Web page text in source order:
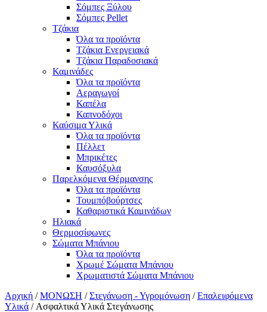
Σόμπες Ξύλου
Σόμπες Pellet
Τζάκια
Όλα τα προϊόντα
Τζάκια Ενεργειακά
Τζάκια Παραδοσιακά
Καμινάδες
Όλα τα προϊόντα
Αεραγωγοί
Καπέλα
Καπνοδόχοι
Καύσιμα Υλικά
Όλα τα προϊόντα
Πέλλετ
Μπρικέτες
Καυσόξυλα
Παρελκόμενα Θέρμανσης
Όλα τα προϊόντα
Τουμπόβούρτσες
Καθαριστικά Καμινάδων
Ηλιακά
Θερμοσίφωνες
Σώματα Μπάνιου
Όλα τα προϊόντα
Χρωμέ Σώματα Μπάνιου
Χρωματιστά Σώματα Μπάνιου
Αρχική /ΜΟΝΩΣΗ /Στεγάνωση - Υγρομόνωση /Επαλειφόμενα
Υλικά / Ασφαλτικά Υλικά Στεγάνωσης